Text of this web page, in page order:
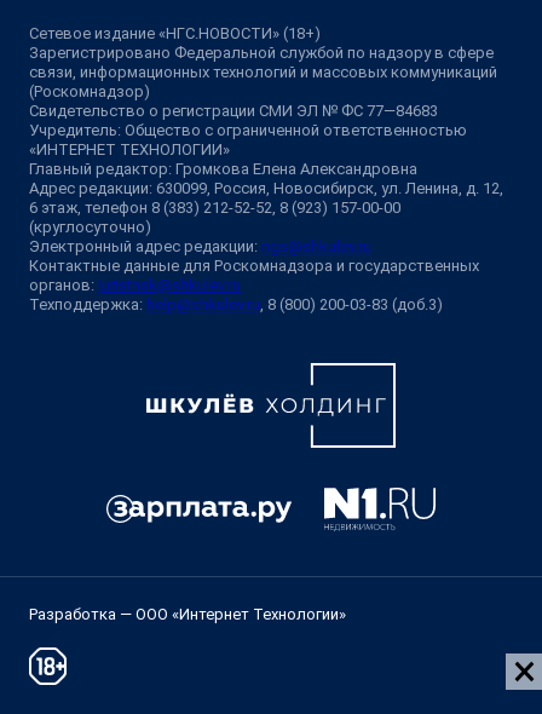
Сетевое издание «НГС.НОВОСТИ» (18+)
Зарегистрировано Федеральной службой по надзору в сфере
связи, информационных технологий и массовых коммуникаций
(Роскомнадзор)
Свидетельство о регистрации СМИ ЭЛ № ФС 77—84683
Учредитель: Общество с ограниченной ответственностью
«ИНТЕРНЕТ ТЕХНОЛОГИИ»
Главный редактор: Громкова Елена Александровна
Адрес редакции: 630099, Россия, Новосибирск, ул. Ленина, д. 12,
6 этаж, телефон 8 (383) 212-52-52, 8 (923) 157-00-00
(круглосуточно)
Электронный адрес редакции: ngs@shkulev.ru
Контактные данные для Роскомнадзора и государственных
органов: juristnsk@shkulev.ru
Техподдержка: help@shkulev.ru , 8 (800) 200-03-83 (доб.3)
Разработка — ООО «Интернет Технологии»